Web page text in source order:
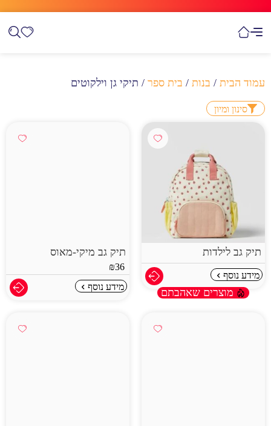
עמוד הבית / בנות / בית ספר / תיקי גן וילקוטים
סינון ומיון
תיק גב לילדות
מידע נוסף
תיק גב מיקי-מאוס
₪36
מידע נוסף
מוצרים שאהבתם